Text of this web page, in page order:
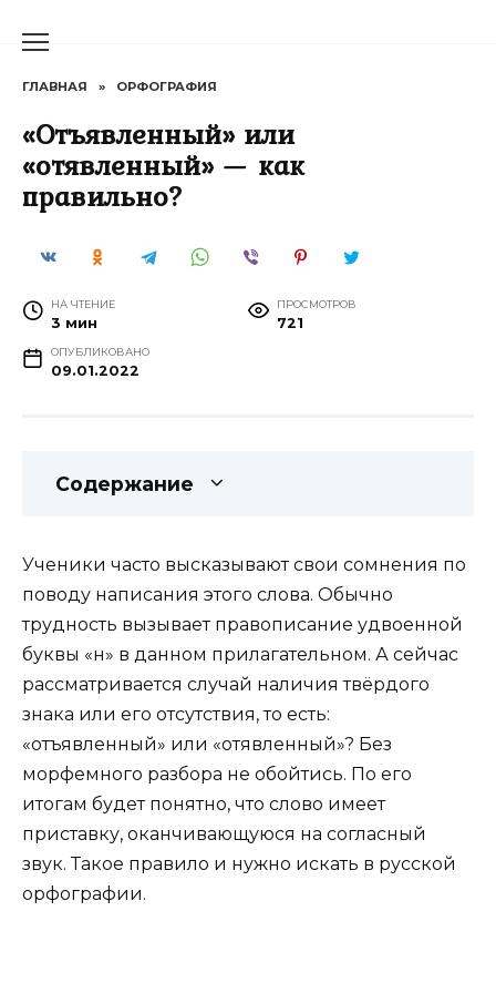
ГЛАВНАЯ » ОРФОГРАФИЯ
«Отъявленный» или
«отявленный» — как
правильно?
НА ЧТЕНИЕ
3 мин
ПРОСМОТРОВ
721
ОПУБЛИКОВАНО
09.01.2022
Содержание
Ученики часто высказывают свои сомнения по
поводу написания этого слова. Обычно
трудность вызывает правописание удвоенной
буквы «н» в данном прилагательном. А сейчас
рассматривается случай наличия твёрдого
знака или его отсутствия, то есть:
«отъявленный» или «отявленный»? Без
морфемного разбора не обойтись. По его
итогам будет понятно, что слово имеет
приставку, оканчивающуюся на согласный
звук. Такое правило и нужно искать в русской
орфографии.